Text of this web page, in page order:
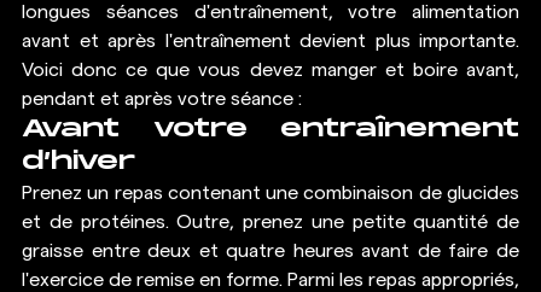
longues séances d'entraînement, votre alimentation
avant et après l'entraînement devient plus importante.
Voici donc ce que vous devez manger et boire avant,
pendant et après votre séance :
Avant votre entraînement
d’hiver
Prenez un repas contenant une combinaison de glucides
et de protéines. Outre, prenez une petite quantité de
graisse entre deux et quatre heures avant de faire de
l'exercice de remise en forme. Parmi les repas appropriés,